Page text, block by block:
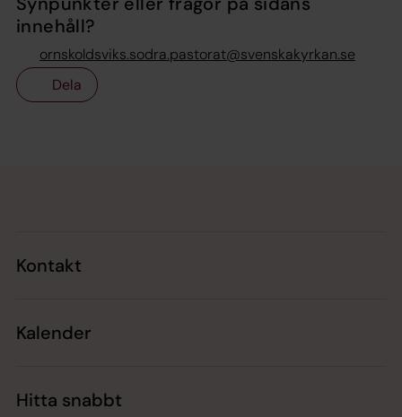
innehåll?
ornskoldsviks.sodra.pastorat@svenskakyrkan.se
Dela
Kontakt
Kalender
Hitta snabbt